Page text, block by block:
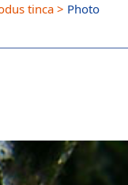
tinca> Photo